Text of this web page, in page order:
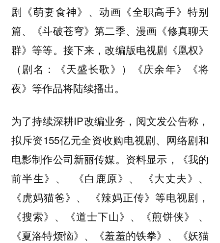
剧《萌妻食神》、动画《全职高手》特别
篇、《斗破苍穹》第二季、漫画《修真聊天
群》等等。接下来，改编版电视剧 《凰权》
（剧名：《天盛长歌》）《庆余年》《将
夜》等作品将陆续播出。
为了持续深耕IP改编业务，阅文发公告称，
拟斥资155亿元全资收购电视剧、网络剧和
电影制作公司新丽传媒。资料显示，《我的
前半生》、 《白鹿原》、 《大丈夫》、
《虎妈猫爸》、 《辣妈正传》等电视剧，
《搜索》、《道士下山》、《煎饼侠》 、
《夏洛特烦恼》、《羞羞的铁拳》、《妖猫